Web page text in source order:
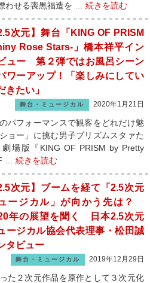
わせる喪黒福造を … 続きを読む
次元】舞台「KING OF PRISM
Rose Stars‐」橋本祥平イン
ュー 第２弾ではお風呂シーン
ワーアップ！「楽しみにしてい
きたい」
舞台・ミュージカル 2020年1月21日
パフォーマンスで観客をどれだけ魅
ョー」に挑む男子プリズムスタァた
場版『KING OF PRISM by Pretty
… 続きを読む
次元】ブームを経て「2.5次元
ージカル」が向かう先は？
年の展望を聞く 日本2.5次元
ージカル協会代表理事・松田誠
タビュー
舞台・ミュージカル 2019年12月29日
た２次元作品を原作として３次元化